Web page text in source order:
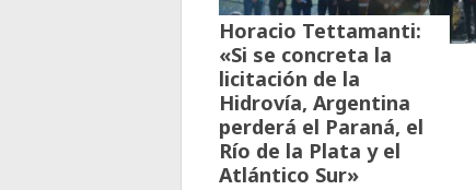
Horacio Tettamanti:
«Si se concreta la
licitación de la
Hidrovía, Argentina
perderá el Paraná, el
Río de la Plata y el
Atlántico Sur»